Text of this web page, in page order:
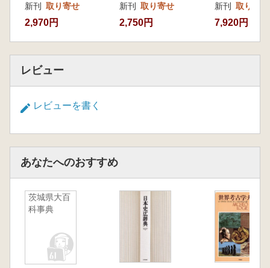
新刊 取り寄せ
2,970円
新刊 取り寄せ
2,750円
新刊 取り寄せ
7,920円
レビュー
レビューを書く
あなたへのおすすめ
茨城県大百
科事典